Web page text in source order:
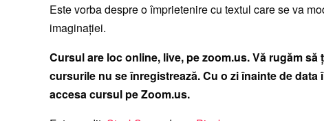
Este vorba despre o împrietenire cu textul care se va
imaginaţiei.
Cursul are loc online, live, pe zoom.us. Vă rugăm
cursurile nu se înregistrează. Cu o zi înainte de
accesa cursul pe Zoom.us.